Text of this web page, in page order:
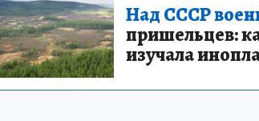
Над СССР
пришельцев:
изучала